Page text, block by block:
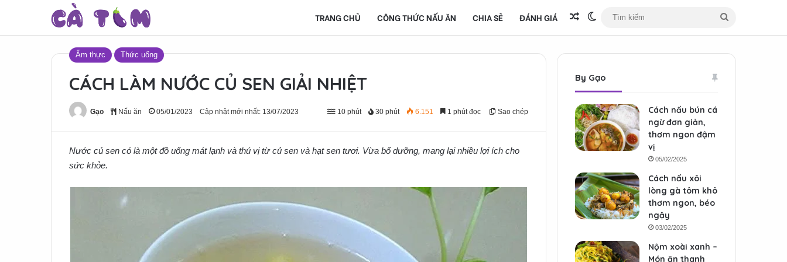
TRANG CHỦ CÔNG THỨC NẤU ĂN CHIA SẺ ĐÁNH GIÁ Bài viết ngẫu nhiên
Switch skin
kiếm
Ẩm thực Thức uống
CÁCH LÀM NƯỚC CỦ SEN GIẢI NHIỆT
Gạo Nấu ăn 05/01/2023 Cập nhật mới nhất: 13/07/2023 10 phút 30 phút 6.151 1 phút đọc Sao chép
Nước củ sen có là một đồ uống mát lạnh và thú vị từ củ sen và hạt sen tươi. Vừa bổ dưỡng, mang lại nhiều lợi ích cho
sức khỏe.
By Gạo
Cách nấu bún cá
ngừ đơn giản,
thơm ngon đậm
vị
05/02/2025
Cách nấu xôi
lòng gà tôm khô
thơm ngon, béo
ngậy
03/02/2025
Nộm xoài xanh –
Món ăn thanh